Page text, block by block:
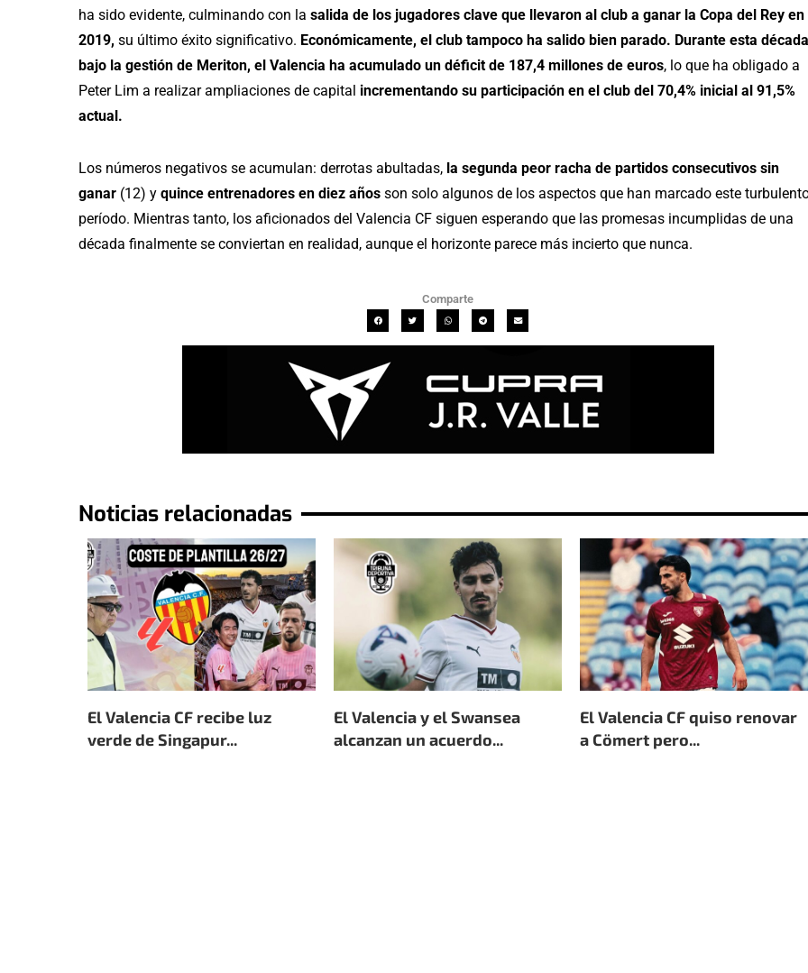
ha sido evidente, culminando con la salida de los jugadores clave que llevaron al club a ganar la Copa del Rey en
2019, su último éxito significativo. Económicamente, el club tampoco ha salido bien parado. Durante esta década
bajo la gestión de Meriton, el Valencia ha acumulado un déficit de 187,4 millones de euros, lo que ha obligado a
Peter Lim a realizar ampliaciones de capital incrementando su participación en el club del 70,4% inicial al 91,5%
actual.
Los números negativos se acumulan: derrotas abultadas, la segunda peor racha de partidos consecutivos sin
ganar (12) y quince entrenadores en diez años son solo algunos de los aspectos que han marcado este
período. Mientras tanto, los aficionados del Valencia CF siguen esperando que las promesas incumplidas de una
década finalmente se conviertan en realidad, aunque el horizonte parece más incierto que nunca.
Comparte
Noticias relacionadas
El Valencia CF recibe luz
verde de Singapur...
El Valencia y el Swansea
alcanzan un acuerdo...
El Valencia CF quiso renovar
a Cömert pero...